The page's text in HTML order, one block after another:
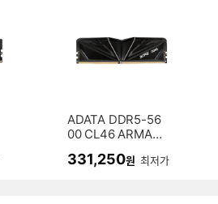
ADATA DDR5-56
00 CL46 ARMAX
331,250원 최저가